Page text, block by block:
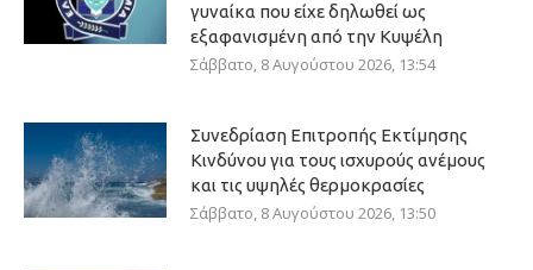
γυναίκα που είχε δηλωθεί ως
εξαφανισμένη από την Κυψέλη
Σάββατο, 8 Αυγούστου 2026, 13:54
Συνεδρίαση Επιτροπής Εκτίμησης
Κινδύνου για τους ισχυρούς ανέμους
και τις υψηλές θερμοκρασίες
Σάββατο, 8 Αυγούστου 2026, 13:50